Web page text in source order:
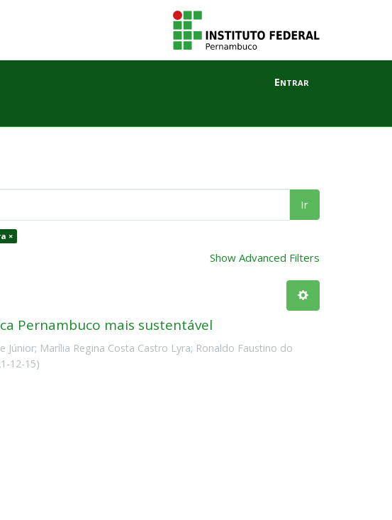
Entrar
Ir
×
Show Advanced Filters
Pernambuco mais sustentável
Júnior; Marília Regina Costa Castro Lyra; Ronaldo Faustino do
12-15)